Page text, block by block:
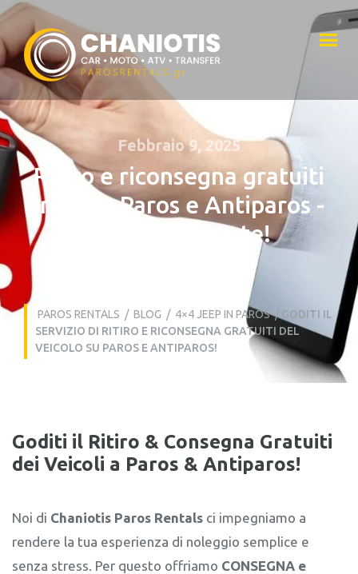
Febbraio 9, 2025
Ritiro e riconsegna gratuiti
in tutta Paros e Antiparos -
Consegnato a te!
PAROS RENTALS / BLOG / 4×4 JEEP IN PAROS/ GODITI IL
SERVIZIO DI RITIRO E RICONSEGNA GRATUITI DEL
VEICOLO SU PAROS E ANTIPAROS!
Goditi il Ritiro & Consegna Gratuiti
dei Veicoli a Paros & Antiparos!
Noi di Chaniotis Paros Rentals ci impegniamo a
rendere la tua esperienza di noleggio semplice e
senza stress. Per questo offriamo CONSEGNA e